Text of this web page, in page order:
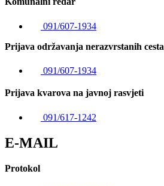
091/607-1934
Prijava održavanja nerazvrstanih cesta
091/607-1934
Prijava kvarova na javnoj rasvjeti
091/617-1242
E-MAIL
Protokol